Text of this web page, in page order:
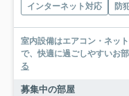
インターネット対応
防
室内設備はエアコン・ネッ
で、快適に過ごしやすいお
る
募集中の部屋